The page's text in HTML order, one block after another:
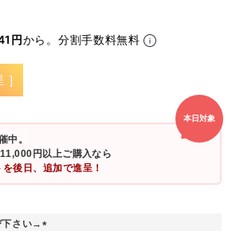
円から。分割手数料無料
]
本日対象
中。
円以上ご購入なら
後日、追加で進呈！
下さい→